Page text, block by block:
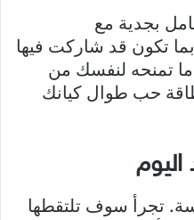
بجدية مع
تكون قد شاركت فيها
تمنحه لنفسك من
حب طوال كيانك
تجرأ سوف تلتقطها